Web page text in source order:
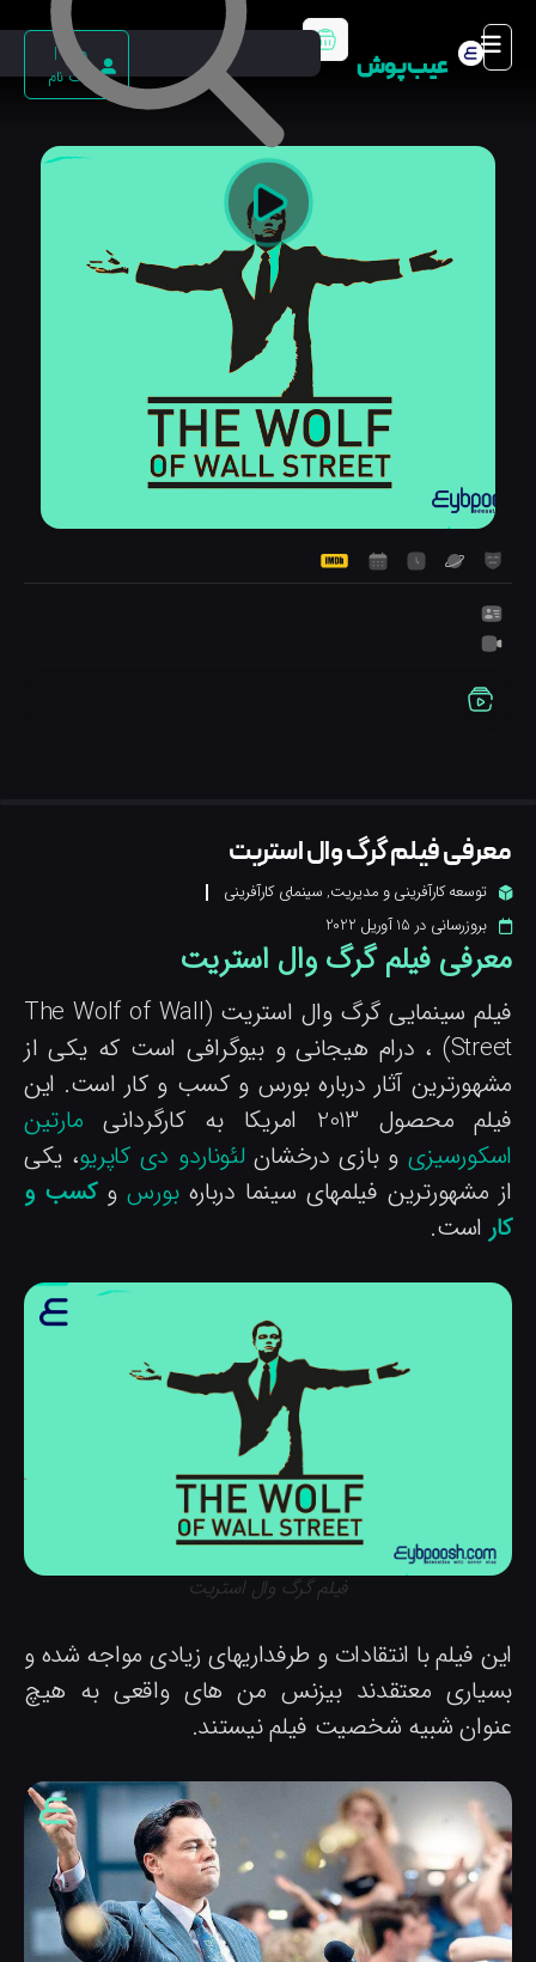
عیب پوش
ورود |
ثبت نام
فیلم گرگ وال استریت
توسعه کارآفرینی و مدیریت,سینمای کارآفرینی
بروزرسانی در15 آوریل 2022
فیلم گرگ وال استریت
فیلم سینمایی گرگ وال استریت (The Wolf of Wall
Street) ، درام هیجانی و بیوگرافی است که یکی از
آثار درباره بورس و کسب و کار است. این
محصول 2013 امریکا به کارگردانی
مارتین
و بازی درخشانلئوناردو دی کاپریو، یکی
مشهورترین فیلمهای سینما دربارهبورسوکسب و
است.
فیلم گرگ وال استریت
فیلم با انتقادات و طرفداریهای زیادی مواجه شده و
معتقدند بیزنس من های واقعی به هیچ
شبیه شخصیت فیلم نیستند.